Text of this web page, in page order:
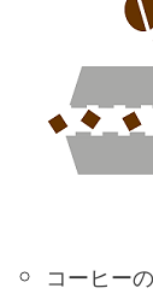
コーヒー